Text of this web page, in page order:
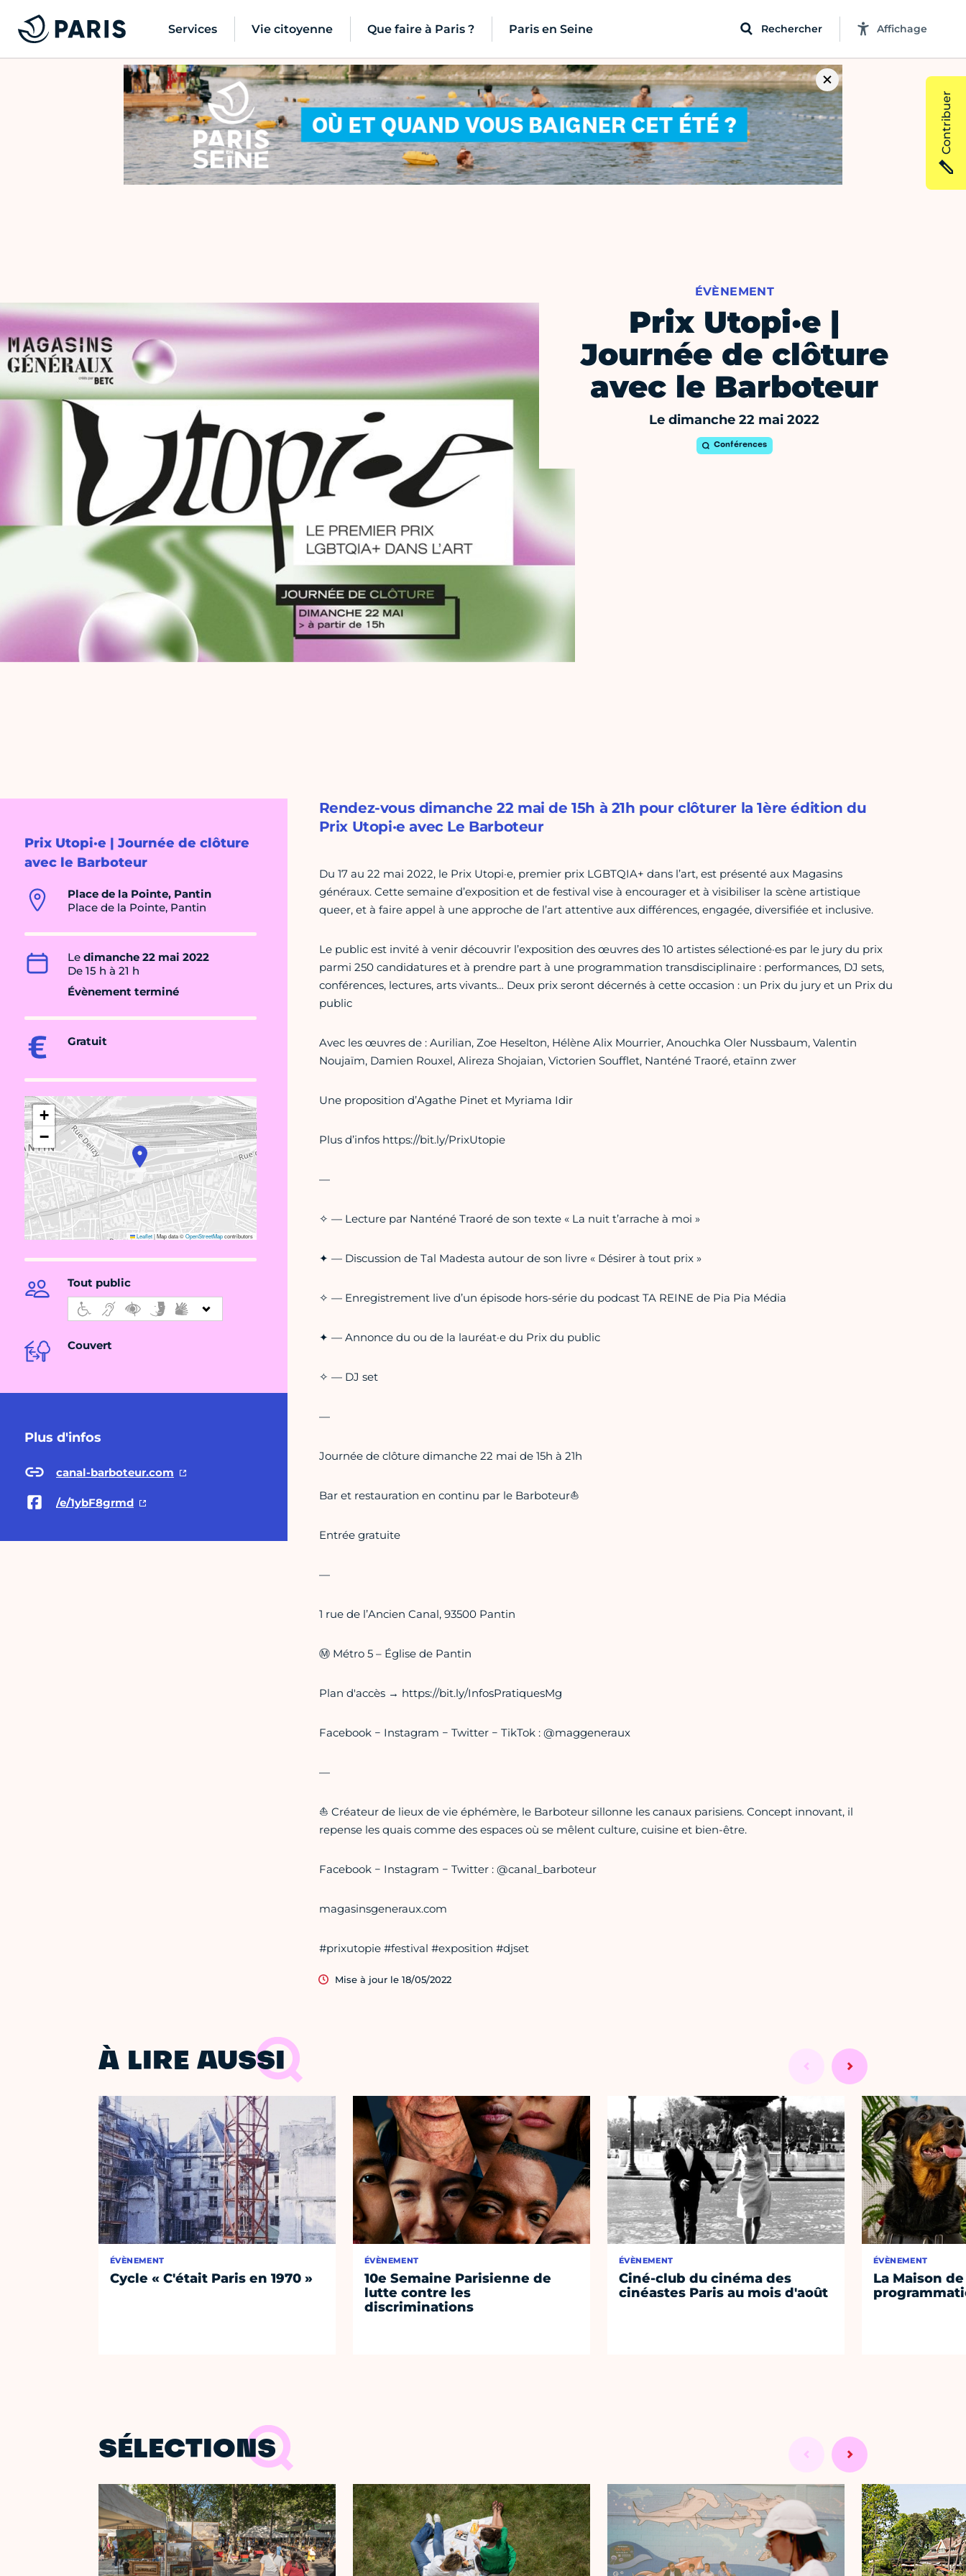
Services Vie citoyenne Que faire à Paris ? Paris en Seine Rechercher Affichage
ÉVÈNEMENT
Prix Utopi·e |
Journée de clôture
avec le Barboteur
Le dimanche 22 mai 2022
Conférences
Prix Utopi·e | Journée de clôture
avec le Barboteur
Place de la Pointe, Pantin
Place de la Pointe, Pantin
Le dimanche 22 mai 2022
De 15 h à 21 h
Évènement terminé
Gratuit
+
−
Leaflet|Map data ©OpenStreetMapcontributors
Tout public
Couvert
Plus d'infos
canal-barboteur.com
/e/1ybF8grmd
Rendez-vous dimanche 22 mai de 15h à 21h pour clôturer la 1ère édition du
Prix Utopi·e avec Le Barboteur
Du 17 au 22 mai 2022, le Prix Utopi·e, premier prix LGBTQIA+ dans l’art, est présenté aux Magasins
généraux. Cette semaine d’exposition et de festival vise à encourager et à visibiliser la scène artistique
queer, et à faire appel à une approche de l’art attentive aux différences, engagée, diversifiée et inclusive.
Le public est invité à venir découvrir l’exposition des œuvres des 10 artistes sélectioné·es par le jury du prix
parmi 250 candidatures et à prendre part à une programmation transdisciplinaire : performances, DJ sets,
conférences, lectures, arts vivants… Deux prix seront décernés à cette occasion : un Prix du jury et un Prix du
public
Avec les œuvres de : Aurilian, Zoe Heselton, Hélène Alix Mourrier, Anouchka Oler Nussbaum, Valentin
Noujaïm, Damien Rouxel, Alireza Shojaian, Victorien Soufflet, Nanténé Traoré, etaïnn zwer
Une proposition d’Agathe Pinet et Myriama Idir
Plus d’infos https://bit.ly/PrixUtopie
—
✧ — Lecture par Nanténé Traoré de son texte « La nuit t’arrache à moi »
✦ — Discussion de Tal Madesta autour de son livre « Désirer à tout prix »
✧ — Enregistrement live d’un épisode hors-série du podcast TA REINE de Pia Pia Média
✦ — Annonce du ou de la lauréat·e du Prix du public
✧ — DJ set
—
Journée de clôture dimanche 22 mai de 15h à 21h
Bar et restauration en continu par le Barboteur⛵️
Entrée gratuite
—
1 rue de l’Ancien Canal, 93500 Pantin
Ⓜ️ Métro 5 – Église de Pantin
Plan d'accès → https://bit.ly/InfosPratiquesMg
Facebook − Instagram − Twitter − TikTok : @maggeneraux
—
⛵️ Créateur de lieux de vie éphémère, le Barboteur sillonne les canaux parisiens. Concept innovant, il
repense les quais comme des espaces où se mêlent culture, cuisine et bien-être.
Facebook − Instagram − Twitter : @canal_barboteur
magasinsgeneraux.com
#prixutopie #festival #exposition #djset
Mise à jour le 18/05/2022
À LIRE AUSSI
ÉVÈNEMENT
Cycle « C'était Paris en 1970 »
ÉVÈNEMENT
10e Semaine Parisienne de
lutte contre les
discriminations
ÉVÈNEMENT
Ciné-club du cinéma des
cinéastes Paris au mois d'août
ÉVÈNEMENT
La Maison
SÉLECTIONS
Contribuer